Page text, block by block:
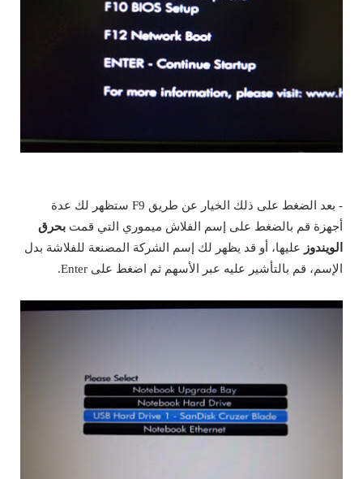
- بعد الضغط على ذلك الخيار عن طريق F9 ستظهر لك عدة
أجهزة قم بالضغط على إسم الفلاش ميموري التي قمت بحرق
الويندوز عليها، أو قد يظهر لك إسم الشركة المصنعة للفلاشة بدل
الإسم، قم بالتأشير عليه عبر الأسهم ثم اضغط على Enter.